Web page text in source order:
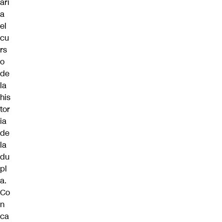
arí
a
el
cu
rs
o
de
la
his
tor
ia
de
la
du
pl
a.
Co
n
ca